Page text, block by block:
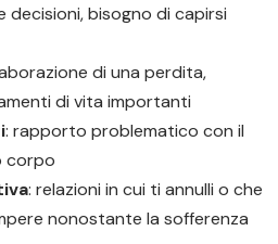
bisogno di capirsi
di una perdita,
di vita importanti
: rapporto problematico con il
corpo
: relazioni in cui ti annulli o che
nonostante la sofferenza